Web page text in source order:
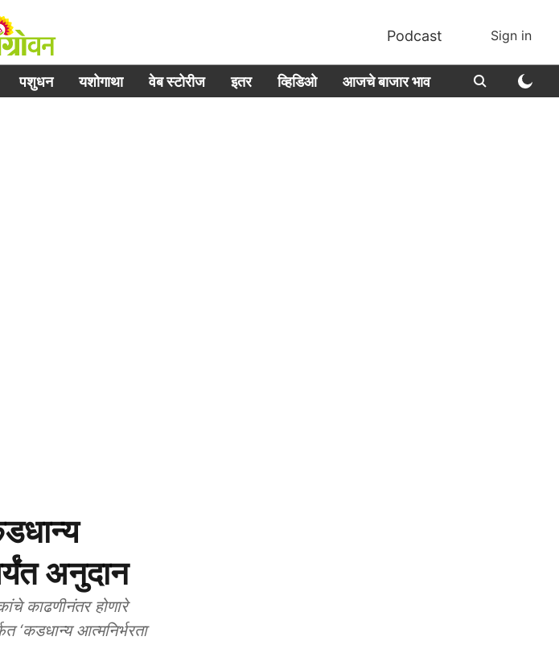
Podcast Sign in
पशुधन यशोगाथा वेब स्टोरीज इतर व्हिडिओ आजचे बाजार भाव
अनुदान
काढणीनंतर होणारे
‘कडधान्य आत्मनिर्भरता